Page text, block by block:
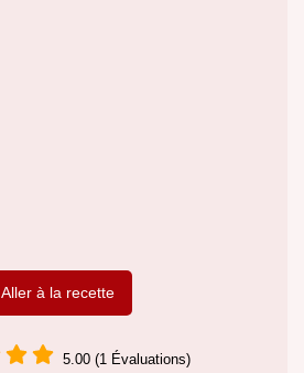
Aller à la recette
5.00 (1 Évaluations)